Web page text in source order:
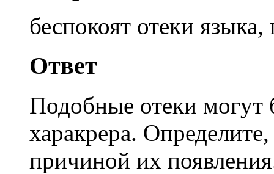
беспокоят отеки языка,
Ответ
Подобные отеки могут
харакрера.
причиной их